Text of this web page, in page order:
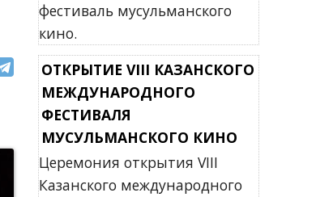
фестиваль мусульманского
кино.
ОТКРЫТИЕ VIII КАЗАНСКОГО
МЕЖДУНАРОДНОГО
ФЕСТИВАЛЯ
МУСУЛЬМАНСКОГО КИНО
Церемония открытия VIII
Казанского международного